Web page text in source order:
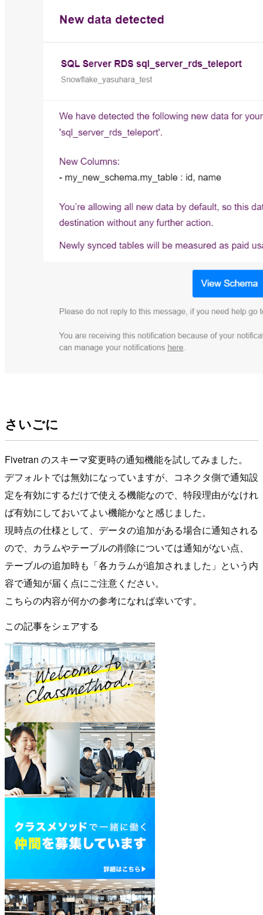
さいごに
Fivetran のスキーマ変更時の通知機能を試してみました。
デフォルトでは無効になっていますが、コネクタ側で通知設
定を有効にするだけで使える機能なので、特段理由がなけれ
ば有効にしておいてよい機能かなと感じました。
現時点の仕様として、データの追加がある場合に通知される
ので、カラムやテーブルの削除については通知がない点、
テーブルの追加時も「各カラムが追加されました」という内
容で通知が届く点にご注意ください。
こちらの内容が何かの参考になれば幸いです。
この記事をシェアする